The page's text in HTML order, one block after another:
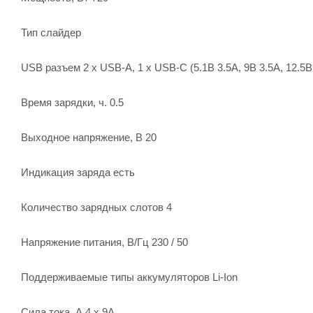
Тип слайдер
USB разъем 2 х USB-A, 1 x USB-C (5.1В 3.5A, 9В 3.5A,
Время зарядки, ч. 0.5
Выходное напряжение, В 20
Индикация заряда есть
Количество зарядных слотов 4
Напряжение питания, В/Гц 230 / 50
Поддерживаемые типы аккумуляторов Li-Ion